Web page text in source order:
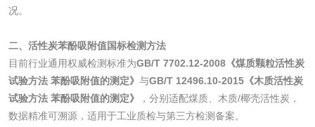
况。
二、活性炭苯酚吸附值国标检测方法
目前行业通用权威检测标准为GB/T 7702.12-2008《煤质颗粒活性炭
试验方法 苯酚吸附值的测定》 与GB/T 12496.10-2015《木质活性炭
试验方法 苯酚吸附值的测定》
，分别适配煤质、木质/椰壳活性炭，
数据精准可溯源，适用于工业质检与第三方检测备案。
碳酸钙检测
活性炭